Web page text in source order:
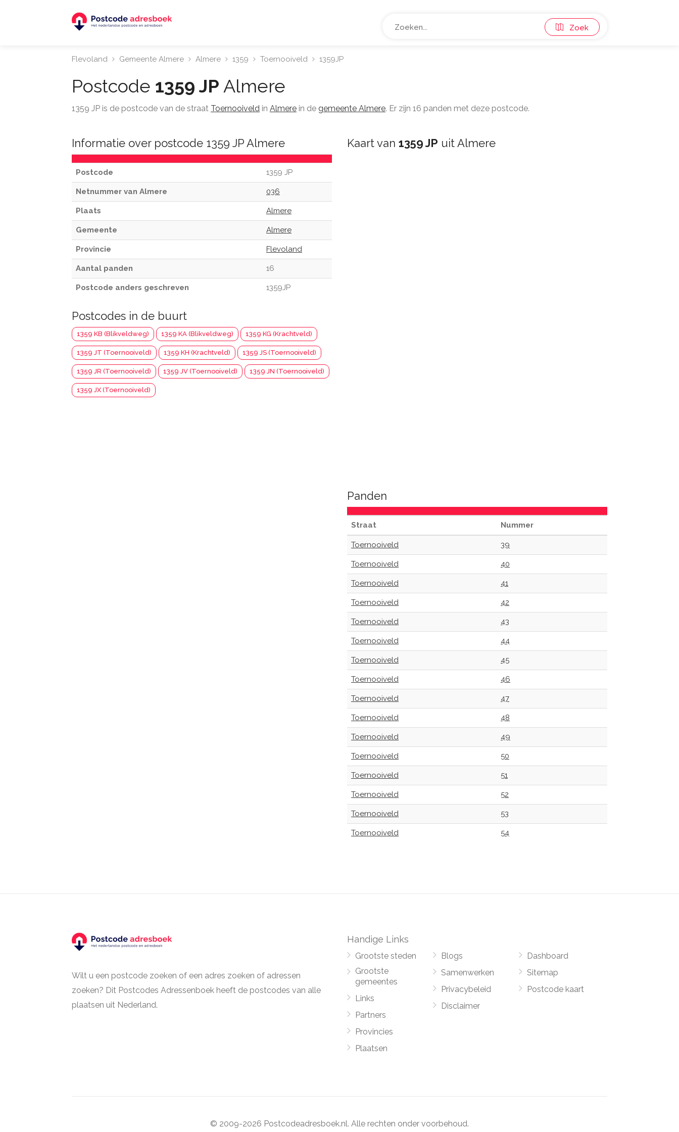
Zoek
Flevoland Gemeente Almere Almere 1359 Toernooiveld 1359JP
Postcode 1359 JP Almere
1359 JP is de postcode van de straat Toernooiveld in Almere in de gemeente Almere. Er zijn 16 panden met deze postcode.
Informatie over postcode 1359 JP Almere
Postcode 1359 JP
Netnummer van Almere 036
Plaats Almere
Gemeente Almere
Provincie Flevoland
Aantal panden 16
Postcode anders geschreven 1359JP
Postcodes in de buurt
1359 KB (Blikveldweg) 1359 KA (Blikveldweg) 1359 KG (Krachtveld)
1359 JT (Toernooiveld) 1359 KH (Krachtveld) 1359 JS (Toernooiveld)
1359 JR (Toernooiveld) 1359 JV (Toernooiveld) 1359 JN (Toernooiveld)
1359 JX (Toernooiveld)
Kaart van 1359 JP uit Almere
Panden
Straat Nummer
Toernooiveld 39
Toernooiveld 40
Toernooiveld 41
Toernooiveld 42
Toernooiveld 43
Toernooiveld 44
Toernooiveld 45
Toernooiveld 46
Toernooiveld 47
Toernooiveld 48
Toernooiveld 49
Toernooiveld 50
Toernooiveld 51
Toernooiveld 52
Toernooiveld 53
Toernooiveld 54
Wilt u een postcode zoeken of een adres zoeken of adressen
zoeken? Dit Postcodes Adressenboek heeft de postcodes van alle
plaatsen uit Nederland.
Handige Links
Grootste steden
Grootste
gemeentes
Links
Partners
Provincies
Plaatsen
Blogs
Samenwerken
Privacybeleid
Disclaimer
Dashboard
Sitemap
Postcode kaart
© 2009-2026 Postcodeadresboek.nl. Alle rechten onder voorbehoud.